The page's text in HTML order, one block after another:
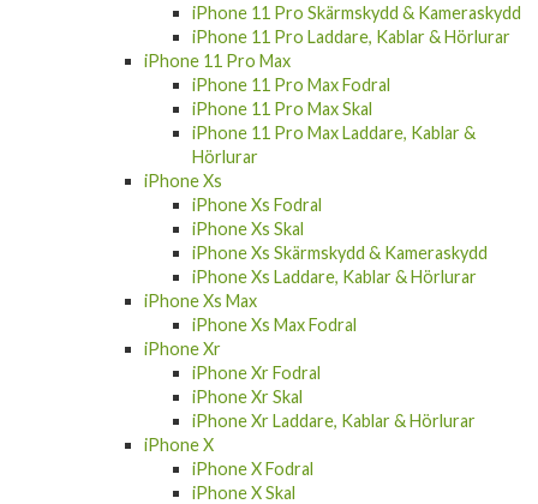
iPhone 11 Pro Skärmskydd & Kameraskydd
iPhone 11 Pro Laddare, Kablar & Hörlurar
iPhone 11 Pro Max
iPhone 11 Pro Max Fodral
iPhone 11 Pro Max Skal
iPhone 11 Pro Max Laddare, Kablar &
Hörlurar
iPhone Xs
iPhone Xs Fodral
iPhone Xs Skal
iPhone Xs Skärmskydd & Kameraskydd
iPhone Xs Laddare, Kablar & Hörlurar
iPhone Xs Max
iPhone Xs Max Fodral
iPhone Xr
iPhone Xr Fodral
iPhone Xr Skal
iPhone Xr Laddare, Kablar & Hörlurar
iPhone X
iPhone X Fodral
iPhone X Skal